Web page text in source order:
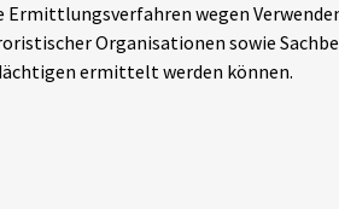
wegen
Organisationen sowie
ermittelt werden können.